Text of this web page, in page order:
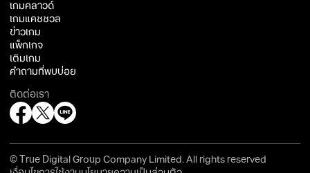
เกมคลาวด์
เกมแคชชวล
ข่าวเกม
แพ็กเกจ
เติมเกม
คำถามที่พบบ่อย
ติดต่อเรา
© True Digital Group Company Limited. All rights reserved